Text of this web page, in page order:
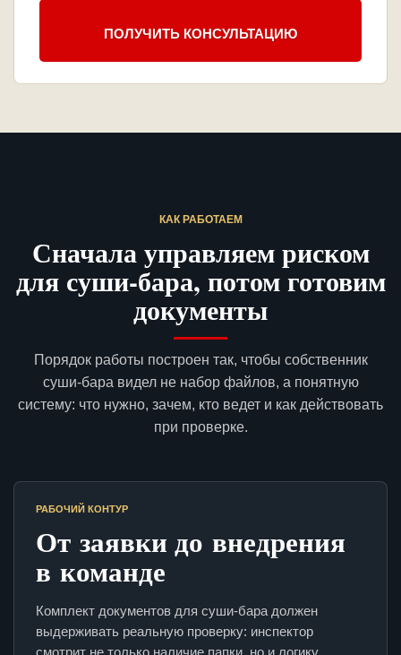
ПОЛУЧИТЬ КОНСУЛЬТАЦИЮ
КАК РАБОТАЕМ
Сначала управляем риском
для суши-бара, потом готовим
документы
Порядок работы построен так, чтобы собственник
суши-бара видел не набор файлов, а понятную
систему: что нужно, зачем, кто ведет и как действовать
при проверке.
РАБОЧИЙ КОНТУР
От заявки до внедрения
в команде
Комплект документов для суши-бара должен
выдерживать реальную проверку: инспектор
смотрит не только наличие папки, но и логику